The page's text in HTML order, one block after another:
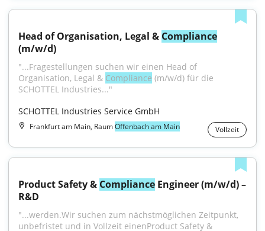
Head of Organisation, Legal & Compliance
(m/w/d)
"...Fragestellungen suchen wir einen Head of
Organisation, Legal & Compliance (m/w/d) für die
SCHOTTEL Industries..."
SCHOTTEL Industries Service GmbH
Frankfurt am Main, RaumOffenbach am Main Vollzeit
Product Safety & Compliance Engineer (m/w/d) –
R&D
"...werden.Wir suchen zum nächstmöglichen Zeitpunkt,